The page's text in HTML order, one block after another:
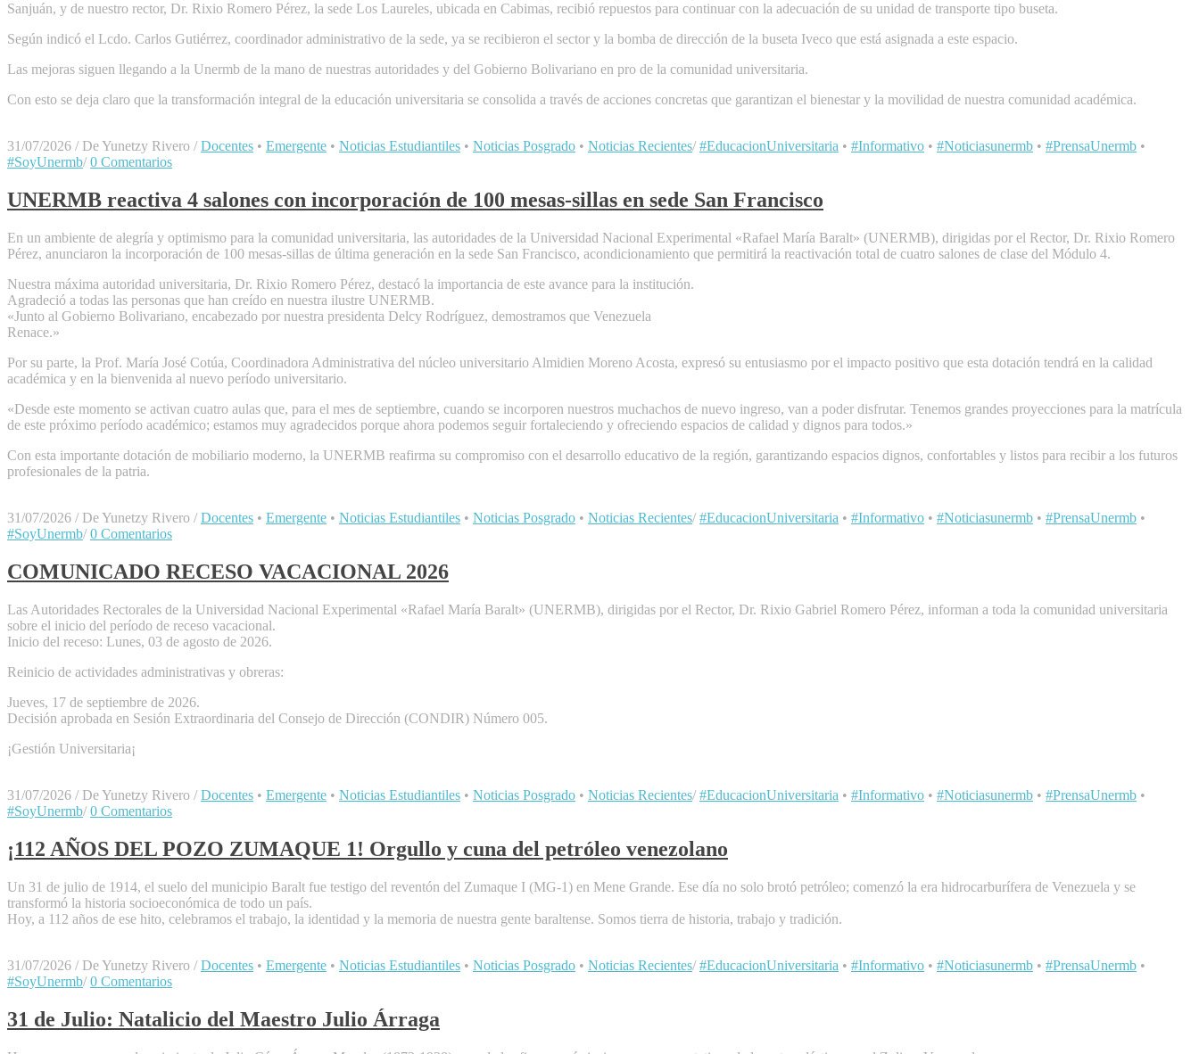
Sanjuán, y de nuestro rector, Dr. Rixio Romero Pérez, la sede Los Laureles, ubicada en Cabimas, recibió repuestos para continuar con la adecuación de su unidad de transporte tipo buseta.
Según indicó el Lcdo. Carlos Gutiérrez, coordinador administrativo de la sede, ya se recibieron el sector y la bomba de dirección de la buseta Iveco que está asignada a este espacio.
Las mejoras siguen llegando a la Unermb de la mano de nuestras autoridades y del Gobierno Bolivariano en pro de la comunidad universitaria.
Con esto se deja claro que la transformación integral de la educación universitaria se consolida a través de acciones concretas que garantizan el bienestar y la movilidad de nuestra comunidad académica.
31/07/2026 / De Yunetzy Rivero / Docentes • Emergente • Noticias Estudiantiles • Noticias Posgrado • Noticias Recientes/ #EducacionUniversitaria • #Informativo • #Noticiasunermb • #PrensaUnermb •
#SoyUnermb/ 0 Comentarios
UNERMB reactiva 4 salones con incorporación de 100 mesas-sillas en sede San Francisco
En un ambiente de alegría y optimismo para la comunidad universitaria, las autoridades de la Universidad Nacional Experimental «Rafael María Baralt» (UNERMB), dirigidas por el Rector, Dr. Rixio Romero
Pérez, anunciaron la incorporación de 100 mesas-sillas de última generación en la sede San Francisco, acondicionamiento que permitirá la reactivación total de cuatro salones de clase del Módulo 4.
Nuestra máxima autoridad universitaria, Dr. Rixio Romero Pérez, destacó la importancia de este avance para la institución.
Agradeció a todas las personas que han creído en nuestra ilustre UNERMB.
«Junto al Gobierno Bolivariano, encabezado por nuestra presidenta Delcy Rodríguez, demostramos que Venezuela
Renace.»
Por su parte, la Prof. María José Cotúa, Coordinadora Administrativa del núcleo universitario Almidien Moreno Acosta, expresó su entusiasmo por el impacto positivo que esta dotación tendrá en la calidad
académica y en la bienvenida al nuevo período universitario.
«Desde este momento se activan cuatro aulas que, para el mes de septiembre, cuando se incorporen nuestros muchachos de nuevo ingreso, van a poder disfrutar. Tenemos grandes proyecciones para la matrícula
de este próximo período académico; estamos muy agradecidos porque ahora podemos seguir fortaleciendo y ofreciendo espacios de calidad y dignos para todos.»
Con esta importante dotación de mobiliario moderno, la UNERMB reafirma su compromiso con el desarrollo educativo de la región, garantizando espacios dignos, confortables y listos para recibir a los futuros
profesionales de la patria.
31/07/2026 / De Yunetzy Rivero / Docentes • Emergente • Noticias Estudiantiles • Noticias Posgrado • Noticias Recientes/ #EducacionUniversitaria • #Informativo • #Noticiasunermb • #PrensaUnermb •
#SoyUnermb/ 0 Comentarios
COMUNICADO RECESO VACACIONAL 2026
Las Autoridades Rectorales de la Universidad Nacional Experimental «Rafael María Baralt» (UNERMB), dirigidas por el Rector, Dr. Rixio Gabriel Romero Pérez, informan a toda la comunidad universitaria
sobre el inicio del período de receso vacacional.
Inicio del receso: Lunes, 03 de agosto de 2026.
Reinicio de actividades administrativas y obreras:
Jueves, 17 de septiembre de 2026.
Decisión aprobada en Sesión Extraordinaria del Consejo de Dirección (CONDIR) Número 005.
¡Gestión Universitaria¡
31/07/2026 / De Yunetzy Rivero / Docentes • Emergente • Noticias Estudiantiles • Noticias Posgrado • Noticias Recientes/ #EducacionUniversitaria • #Informativo • #Noticiasunermb • #PrensaUnermb •
#SoyUnermb/ 0 Comentarios
¡112 AÑOS DEL POZO ZUMAQUE 1! Orgullo y cuna del petróleo venezolano
Un 31 de julio de 1914, el suelo del municipio Baralt fue testigo del reventón del Zumaque I (MG-1) en Mene Grande. Ese día no solo brotó petróleo; comenzó la era hidrocarburífera de Venezuela y se
transformó la historia socioeconómica de todo un país.
Hoy, a 112 años de ese hito, celebramos el trabajo, la identidad y la memoria de nuestra gente baraltense. Somos tierra de historia, trabajo y tradición.
31/07/2026 / De Yunetzy Rivero / Docentes • Emergente • Noticias Estudiantiles • Noticias Posgrado • Noticias Recientes/ #EducacionUniversitaria • #Informativo • #Noticiasunermb • #PrensaUnermb •
#SoyUnermb/ 0 Comentarios
31 de Julio: Natalicio del Maestro Julio Árraga